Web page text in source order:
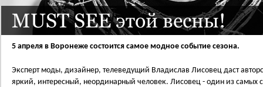
MUST SEE этой весны!
5 апреля в Воронеже состоится самое модное событие сезона.
Эксперт моды, дизайнер, телеведущий Владислав Лисовец даст
яркий, интересный, неординарный человек. Лисовец - один из самых